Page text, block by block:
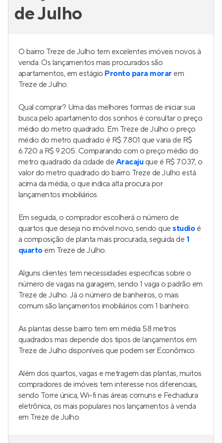
de Julho
O bairro Treze de Julho tem excelentes imóveis novos à
venda. Os lançamentos mais procurados são
apartamentos, em estágio Pronto para morar em
Treze de Julho.
Qual comprar? Uma das melhores formas de iniciar sua
busca pelo apartamento dos sonhos é consultar o preço
médio do metro quadrado. Em Treze de Julho o preço
médio do metro quadrado é R$ 7.801 que varia de R$
6.720 a R$ 9.205. Comparando com o preço médio do
metro quadrado da cidade de Aracajuque é R$ 7.037, o
valor do metro quadrado do bairro Treze de Julho está
acima da média, o que indica alta procura por
lançamentos imobiliários.
Em seguida, o comprador escolherá o número de
quartos que deseja no imóvel novo, sendo questudioé
a composição de planta mais procurada, seguida de 1
quarto em Treze de Julho.
Alguns clientes tem necessidades especificas sobre o
número de vagas na garagem, sendo 1 vaga o padrão em
Treze de Julho. Já o número de banheiros, o mais
comum são lançamentos imobiliários com 1 banheiro.
As plantas desse bairro tem em média 58 metros
quadrados mas depende dos tipos de lançamentos em
Treze de Julho disponíveis que podem ser Econômico.
Além dos quartos, vagas e metragem das plantas, muitos
compradores de imóveis tem interesse nos diferenciais,
sendo Torre única, Wi-fi nas áreas comuns e Fechadura
eletrônica, os mais populares nos lançamentos à venda
em Treze de Julho.